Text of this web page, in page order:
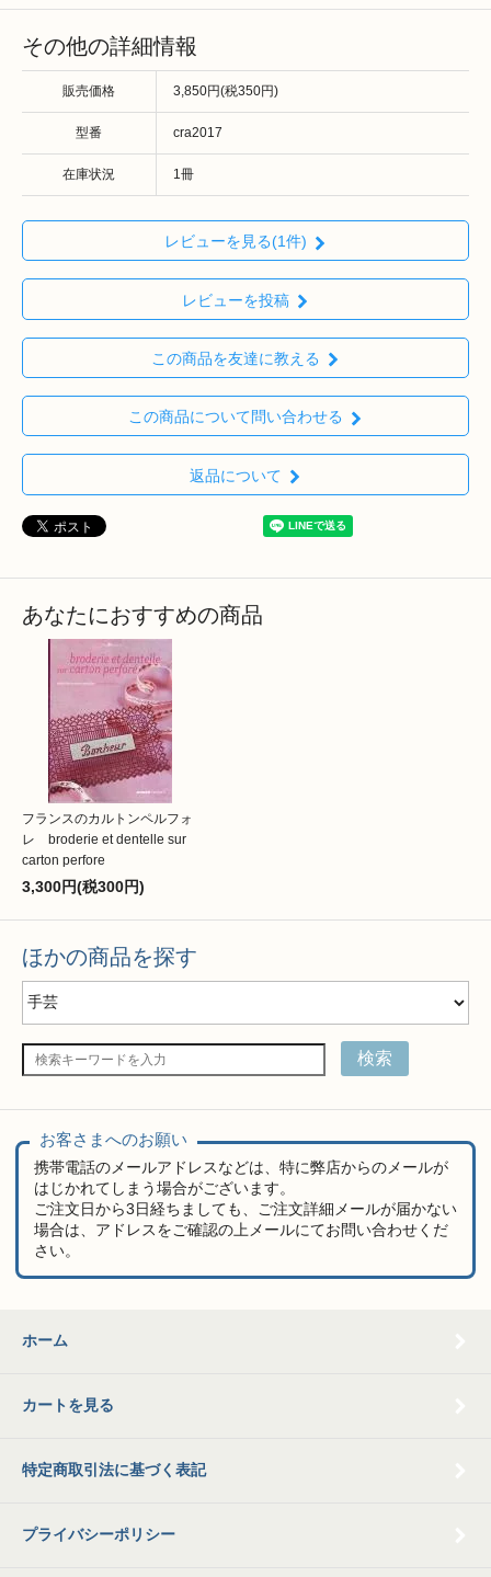
その他の詳細情報
販売価格 3,850円(税350円)
型番 cra2017
在庫状況 1冊
レビューを見る(1件)
レビューを投稿
この商品を友達に教える
この商品について問い合わせる
返品について
あなたにおすすめの商品
フランスのカルトンペルフォ
レ broderie et dentelle sur
carton perfore
3,300円(税300円)
ほかの商品を探す
検索
お客さまへのお願い
携帯電話のメールアドレスなどは、特に弊店からのメールが
はじかれてしまう場合がございます。
ご注文日から3日経ちましても、ご注文詳細メールが届かない
場合は、アドレスをご確認の上メールにてお問い合わせくだ
さい。
ホーム
カートを見る
特定商取引法に基づく表記
プライバシーポリシー